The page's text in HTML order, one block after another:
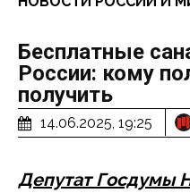
Бесплатные
России: кому
получить
14.06.2025, 19:25
Депутат Госдумы